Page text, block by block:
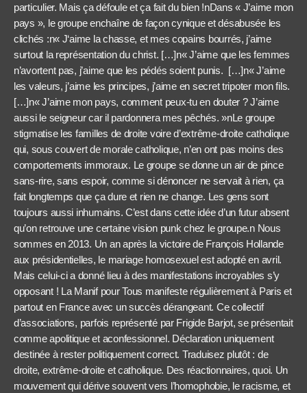
particulier. Mais ça défoule et ça fait du bien !nDans « J’aime mon
pays », le groupe enchaîne de façon cynique et désabusée les
clichés :n« J‘aime la chasse, et mes copains bourrés, j’aime
surtout la représentation du christ. […]n« J’aime que les femmes
n’avortent pas, j’aime que les pédés soient punis. […]n« J’aime
les valeurs, j’aime les principes, j’aime en secret tripoter mon fils.
[…]n« J’aime mon pays, comment peux-tu en douter ? J’aime
aussi le seigneur car il pardonnera mes pêchés. »nLe groupe
stigmatise les familles de droite voire d’extrême-droite catholique
qui, sous couvert de morale catholique, n’en ont pas moins des
comportements immoraux. Le groupe se donne un air de pince
sans-rire, sans espoir, comme si dénoncer ne servait à rien, ça
fait longtemps que ça dure et rien ne change. Les gens sont
toujours aussi inhumains. C’est dans cette idée d’un futur absent
qu’on retrouve une certaine vision punk chez le groupe.nNous
sommes en 2013. Un an après la victoire de François Hollande
aux présidentielles, le mariage homosexuel est adopté en avril.
Mais celui-ci a donné lieu à des manifestations incroyables s’y
opposant ! La Manif pour Tous manifeste régulièrement à Paris et
partout en France avec un succès dérangeant. Ce collectif
d’associations, parfois représenté par Frigide Barjot, se présentait
comme apolitique et aconfessionnel. Déclaration uniquement
destinée à rester politiquement correct. Traduisez plutôt : de
droite, extrême-droite et catholique. Des réactionnaires, quoi. Un
mouvement qui dérive souvent vers l’homophobie, le racisme, et